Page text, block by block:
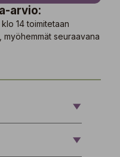
arvio:
14 toimitetaan
myöhemmät seuraavana